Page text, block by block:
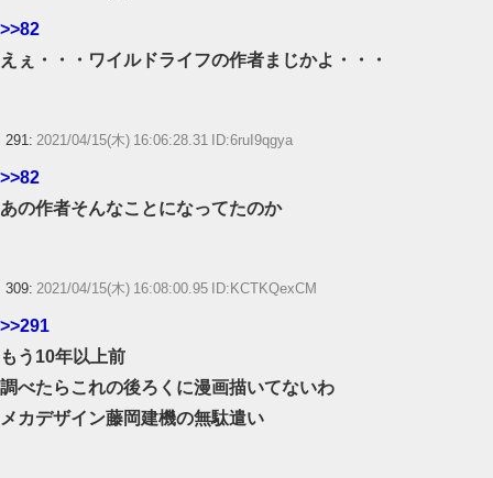
>>82
えぇ・・・ワイルドライフの作者まじかよ・・・
291: 2021/04/15(木) 16:06:28.31 ID:6ruI9qgya
>>82
あの作者そんなことになってたのか
309: 2021/04/15(木) 16:08:00.95 ID:KCTKQexCM
>>291
もう10年以上前
調べたらこれの後ろくに漫画描いてないわ
メカデザイン藤岡建機の無駄遣い